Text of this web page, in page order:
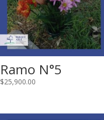
Ramo N°5
$25,900.00